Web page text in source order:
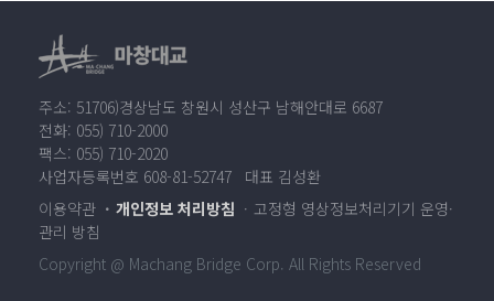
주소: 51706)경상남도 창원시 성산구 남해안대로 6687
전화: 055) 710-2000
팩스: 055) 710-2020
사업자등록번호 608-81-52747 대표 김성환
이용약관
개인정보 처리방침
고정형 영상정보처리기기 운영·
관리 방침
Copyright @ Machang Bridge Corp. All Rights Reserved